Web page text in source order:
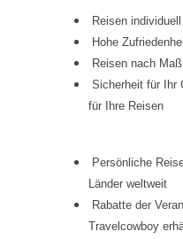
Reisen
Hohe
Reisen nach Maß
Sicherheit für Ihr
für Ihre Reisen
Persönliche
Länder weltweit
Rabatte der
Travelcowboy